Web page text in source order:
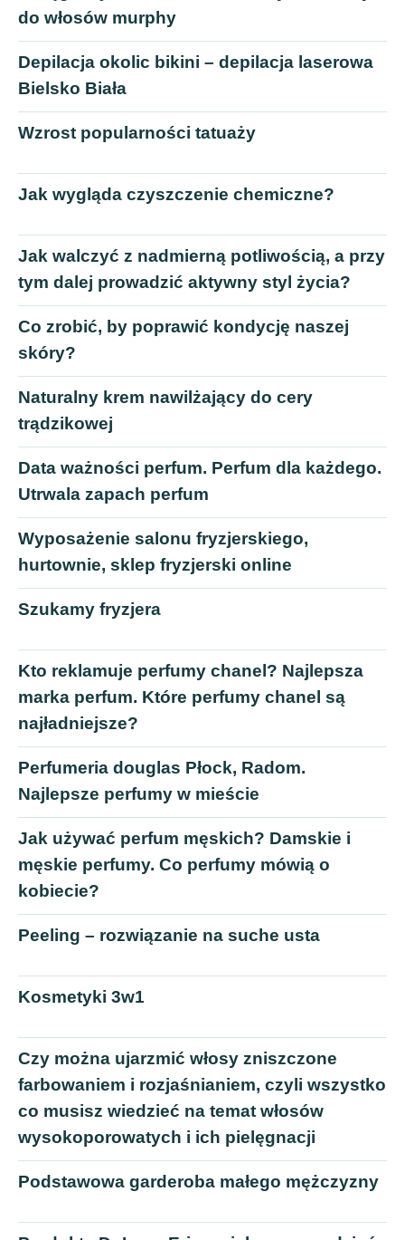
do włosów murphy
Depilacja okolic bikini – depilacja laserowa
Bielsko Biała
Wzrost popularności tatuaży
Jak wygląda czyszczenie chemiczne?
Jak walczyć z nadmierną potliwością, a przy
tym dalej prowadzić aktywny styl życia?
Co zrobić, by poprawić kondycję naszej
skóry?
Naturalny krem nawilżający do cery
trądzikowej
Data ważności perfum. Perfum dla każdego.
Utrwala zapach perfum
Wyposażenie salonu fryzjerskiego,
hurtownie, sklep fryzjerski online
Szukamy fryzjera
Kto reklamuje perfumy chanel? Najlepsza
marka perfum. Które perfumy chanel są
najładniejsze?
Perfumeria douglas Płock, Radom.
Najlepsze perfumy w mieście
Jak używać perfum męskich? Damskie i
męskie perfumy. Co perfumy mówią o
kobiecie?
Peeling – rozwiązanie na suche usta
Kosmetyki 3w1
Czy można ujarzmić włosy zniszczone
farbowaniem i rozjaśnianiem, czyli wszystko
co musisz wiedzieć na temat włosów
wysokoporowatych i ich pielęgnacji
Podstawowa garderoba małego mężczyzny